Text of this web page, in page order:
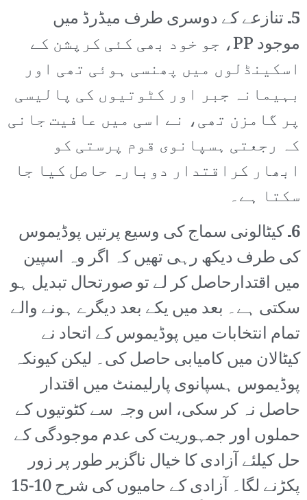
5۔ تنازعے کے دوسری طرف میڈرڈ میں
موجود PP، جو خود بھی کئی کرپشن کے
اسکینڈلوں میں پھنسی ہوئی تھی اور
بہیمانہ جبر اور کٹوتیوں کی پالیسی
پر گامزن تھی، نے اسی میں عافیت جانی
کہ رجعتی ہسپانوی قوم پرستی کو
ابھار کراقتدار دوبارہ حاصل کیا جا
سکتا ہے۔
6۔ کیٹالونی سماج کی وسیع پرتیں پوڈیموس
کی طرف دیکھ رہی تھیں کہ اگر وہ اسپین
میں اقتدارحاصل کر لے تو صورتحال تبدیل ہو
سکتی ہے۔ بعد میں یکے بعد دیگرے ہونے والے
تمام انتخابات میں پوڈیموس کے اتحاد نے
کیٹالان میں کامیابی حاصل کی۔ لیکن کیونکہ
پوڈیموس ہسپانوی پارلیمنٹ میں اقتدار
حاصل نہ کر سکی، اس وجہ سے کٹوتیوں کے
حملوں اور جمہوریت کی عدم موجودگی کے
حل کیلئے آزادی کا خیال ناگزیر طور پر زور
پکڑنے لگا۔ آزادی کے حامیوں کی شرح 10-15